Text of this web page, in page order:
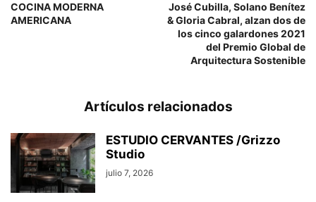
COCINA MODERNA
AMERICANA
José Cubilla, Solano Benítez
& Gloria Cabral, alzan dos de
los cinco galardones 2021
del Premio Global de
Arquitectura Sostenible
Artículos relacionados
ESTUDIO CERVANTES /Grizzo
Studio
julio 7, 2026